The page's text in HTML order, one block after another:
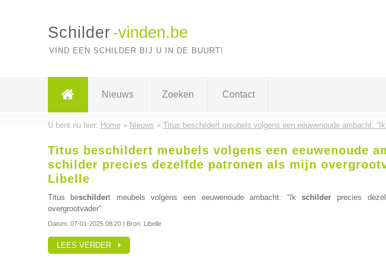
Schilder -vinden.be
VIND EEN SCHILDER BIJ U IN DE BUURT!
Nieuws Zoeken Contact
U bent nu hier: Home» Nieuws » Titus beschildert meubels volgens een eeuwenoude ambacht:
Titus beschildert meubels volgens een eeuwenoude
schilder precies dezelfde patronen als mijn
Libelle
Titus beschildert meubels volgens een eeuwenoude ambacht: “Ikschilder precies
overgrootvader”
Datum: 07-01-2025 08:20| Bron: Libelle
LEES VERDER